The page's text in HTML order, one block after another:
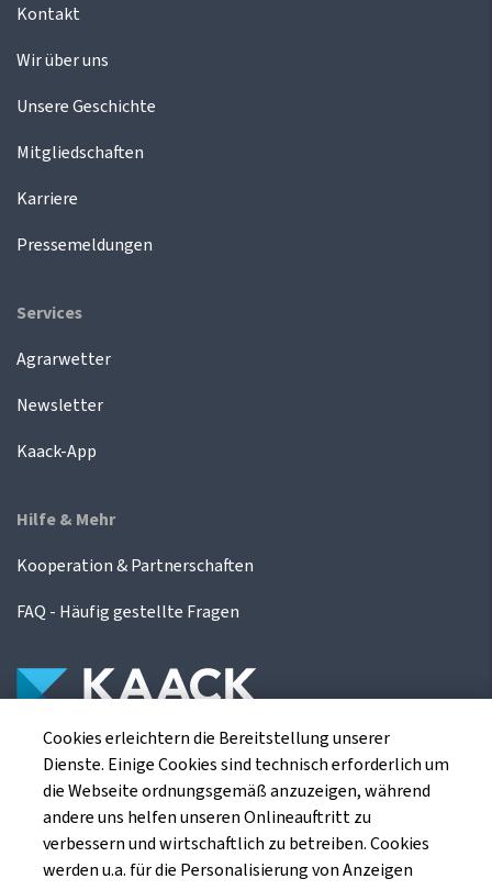
Kontakt
Wir über uns
Unsere Geschichte
Mitgliedschaften
Karriere
Pressemeldungen
Services
Agrarwetter
Newsletter
Kaack-App
Hilfe & Mehr
Kooperation & Partnerschaften
FAQ - Häufig gestellte Fragen
Die Kaack Terminhandel GmbH ist ein
Finanzdienstleistungsinstitut für die europäischen
Agrarterminbörsen.
Cookies erleichtern die Bereitstellung unserer
Dienste. Einige Cookies sind technisch erforderlich um
die Webseite ordnungsgemäß anzuzeigen, während
andere uns helfen unseren Onlineauftritt zu
verbessern und wirtschaftlich zu betreiben. Cookies
werden u.a. für die Personalisierung von Anzeigen